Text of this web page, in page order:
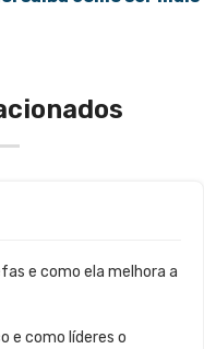
e como ela melhora a
e como líderes o